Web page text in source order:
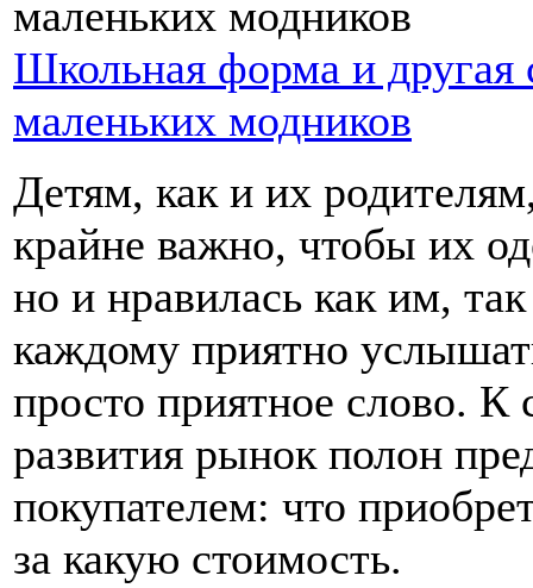
Школьная форма и другая
маленьких модников
Детям, как и их
крайне важно, чтобы их
но и нравилась как им,
каждому приятно
просто приятное слово. К
развития рынок полон
покупателем: что
за какую стоимость.